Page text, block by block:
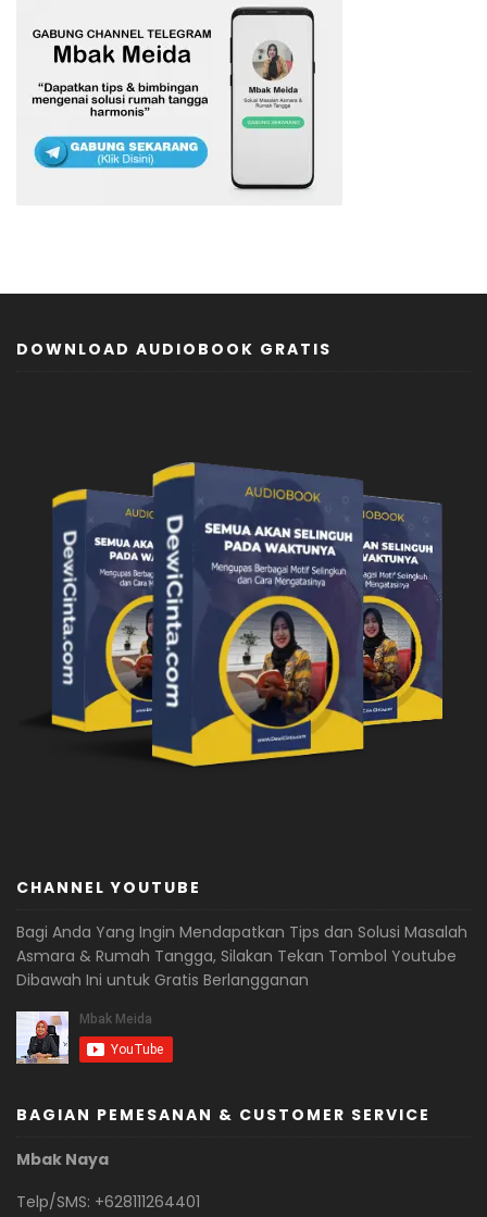
DOWNLOAD AUDIOBOOK GRATIS
CHANNEL YOUTUBE
Bagi Anda Yang Ingin Mendapatkan Tips dan Solusi Masalah
Asmara & Rumah Tangga, Silakan Tekan Tombol Youtube
Dibawah Ini untuk Gratis Berlangganan
BAGIAN PEMESANAN & CUSTOMER SERVICE
Mbak Naya
Telp/SMS: +628111264401